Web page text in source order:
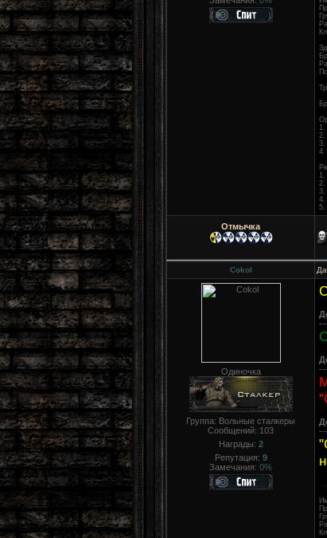
1.
2.
3.
4.
1.
2.
3.
4.
5.
Отмычка
Cokol
Одиночка
Группа: Вольные сталкеры
Сообщений: 103
Награды: 2
Репутация: 9
Замечания: 0%